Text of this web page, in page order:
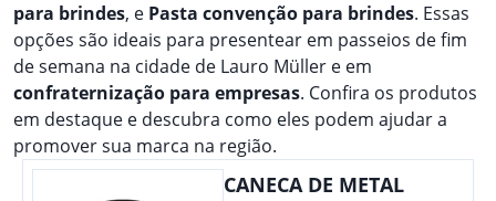
para brindes, e Pasta convenção para brindes. Essas
opções são ideais para presentear em passeios de fim
de semana na cidade de Lauro Müller e em
confraternização para empresas. Confira os produtos
em destaque e descubra como eles podem ajudar a
promover sua marca na região.
CANECA DE METAL